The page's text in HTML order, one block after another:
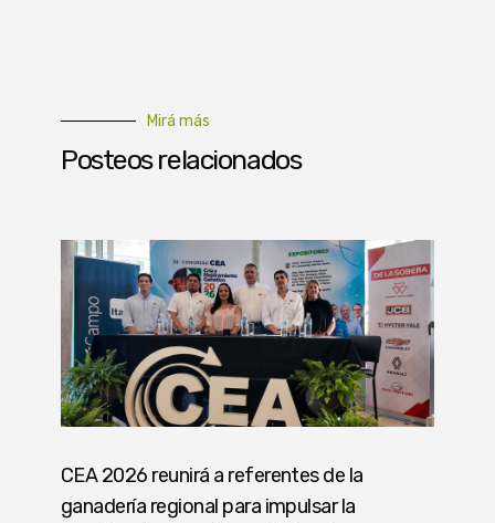
Mirá más
Posteos relacionados
CEA 2026 reunirá a referentes de la
ganadería regional para impulsar la